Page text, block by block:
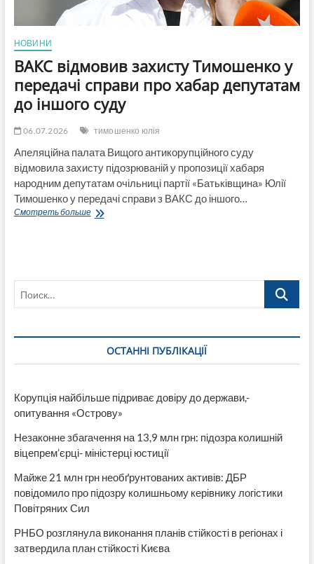
НОВИНИ
ВАКС відмовив захисту Тимошенко у
передачі справи про хабар депутатам
до іншого суду
06.07.2026 тимошенко юлія
Апеляційна палата Вищого антикорупційного суду
відмовила захисту підозрюваній у пропозиції хабаря
народним депутатам очільниці партії «Батьківщина» Юлії
Тимошенко у передачі справи з ВАКС до іншого…
Смотреть большеВАКС
до
іншого
суду
Поиск…
ОСТАННІ ПУБЛІКАЦІЇ
Корупція найбільше підриває довіру до держави,-
опитування «Острову»
Незаконне збагачення на 13,9 млн грн: підозра колишній
віцепрем’єрці- міністерці юстиції
Майже 21 млн грн необґрунтованих активів: ДБР
повідомило про підозру колишньому керівнику логістики
Повітряних Сил
РНБО розглянула виконання планів стійкості в регіонах і
затвердила план стійкості Києва